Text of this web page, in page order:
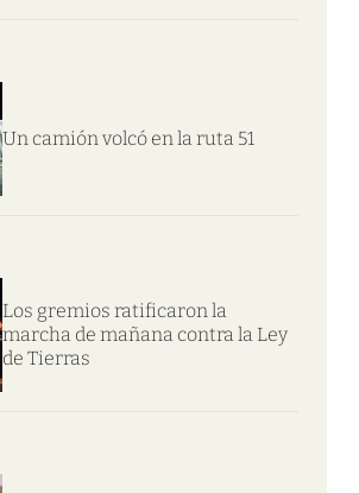
Un camión volcó en la ruta 51
Los gremios ratificaron la
marcha de mañana contra la Ley
de Tierras